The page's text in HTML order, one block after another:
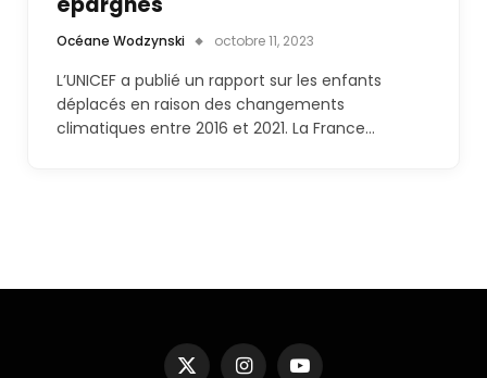
Océane Wodzynski octobre 11, 2023
L’UNICEF a publié un rapport sur les enfants
déplacés en raison des changements
climatiques entre 2016 et 2021. La France…